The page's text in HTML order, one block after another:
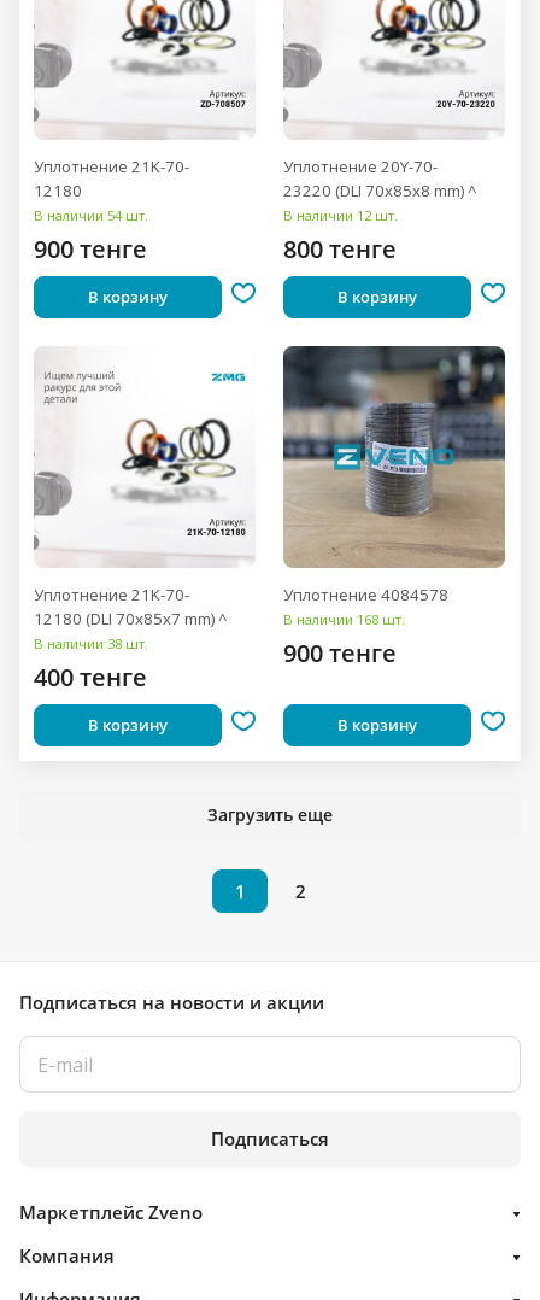
Уплотнение 21K-70-
12180
В наличии 54 шт.
900 тенге
В корзину
Уплотнение 20Y-70-
23220 (DLI 70x85x8 mm) ^
В наличии 12 шт.
800 тенге
В корзину
Уплотнение 21K-70-
12180 (DLI 70x85x7 mm) ^
В наличии 38 шт.
400 тенге
В корзину
Уплотнение 4084578
В наличии 168 шт.
900 тенге
В корзину
Загрузить еще
1 2
Подписаться на новости и акции
Подписаться
Маркетплейс Zveno
Компания